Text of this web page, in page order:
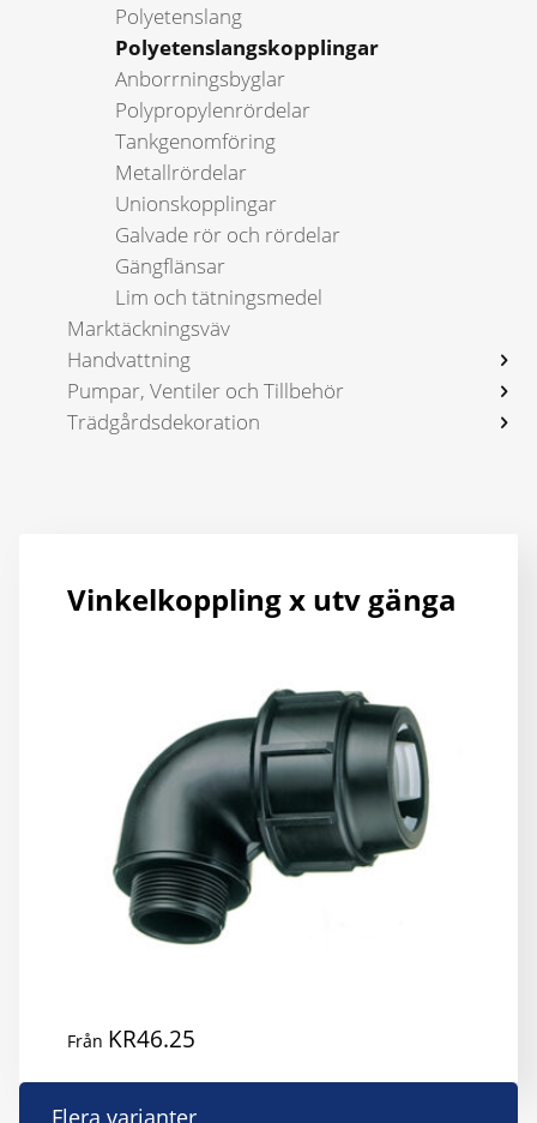
Polyetenslang
Polyetenslangs­kopplingar
Anborrnings­byglar
Polypropylen­rördelar
Tankgenom­föring
Metallrördelar
Unionskopplingar
Galvade rör och rördelar
Gängflänsar
Lim och tätningsmedel
Marktäckningsväv
Handvattning
Pumpar, Ventiler och Tillbehör
Trädgårdsdekoration
Vinkelkoppling x utv gänga
Från 46.25
KR
Flera varianter